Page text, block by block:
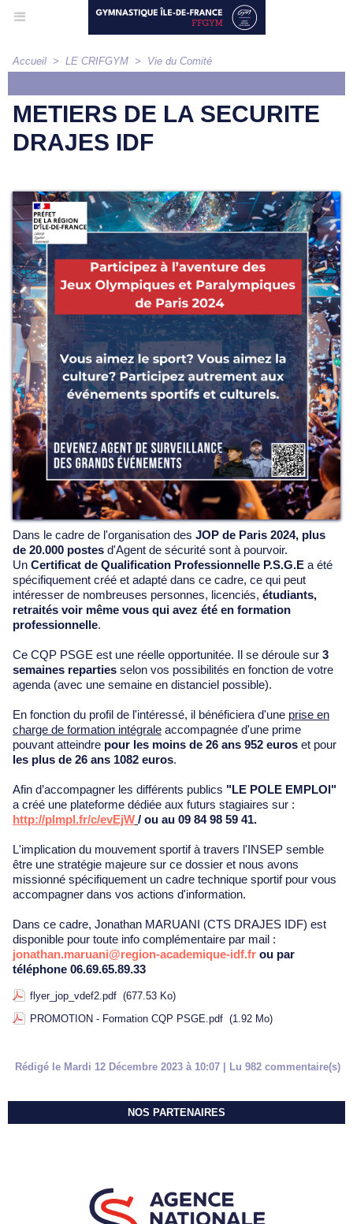
Accueil > LE CRIFGYM > Vie du Comité
METIERS DE LA SECURITE
DRAJES IDF
Dans le cadre de l'organisation des JOP de Paris 2024, plus
de 20.000 postes d'Agent de sécurité sont à pourvoir.
Un Certificat de Qualification Professionnelle P.S.G.E a été
spécifiquement créé et adapté dans ce cadre, ce qui peut
intéresser de nombreuses personnes, licenciés, étudiants,
retraités voir même vous qui avez été en formation
professionnelle.
Ce CQP PSGE est une réelle opportunitée. Il se déroule sur 3
semaines reparties selon vos possibilités en fonction de votre
agenda (avec une semaine en distanciel possible).
En fonction du profil de l'intéressé, il bénéficiera d'une prise en
charge de formation intégrale accompagnée d'une prime
pouvant atteindre pour les moins de 26 ans 952 euros et pour
les plus de 26 ans 1082 euros.
Afin d’accompagner les différents publics "LE POLE EMPLOI"
a créé une plateforme dédiée aux futurs stagiaires sur :
http://plmpl.fr/c/evEjW / ou au 09 84 98 59 41.
L'implication du mouvement sportif à travers l'INSEP semble
être une stratégie majeure sur ce dossier et nous avons
missionné spécifiquement un cadre technique sportif pour vous
accompagner dans vos actions d'information.
Dans ce cadre, Jonathan MARUANI (CTS DRAJES IDF) est
disponible pour toute info complémentaire par mail :
jonathan.maruani@region-academique-idf.fr ou par
téléphone 06.69.65.89.33
flyer_jop_vdef2.pdf (677.53 Ko)
PROMOTION - Formation CQP PSGE.pdf (1.92 Mo)
Rédigé le Mardi 12 Décembre 2023 à 10:07 | Lu 982 commentaire(s)
NOS PARTENAIRES